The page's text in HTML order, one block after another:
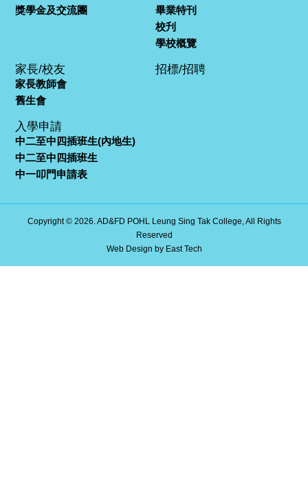
獎學金及交流團
畢業特刊
校刋
學校概覽
家長/校友
家長教師會
舊生會
招標/招聘
入學申請
中二至中四插班生(內地生)
中二至中四插班生
中一叩門申請表
Copyright © 2026. AD&FD POHL Leung Sing Tak College, All Rights
Reserved
Web Design by East Tech